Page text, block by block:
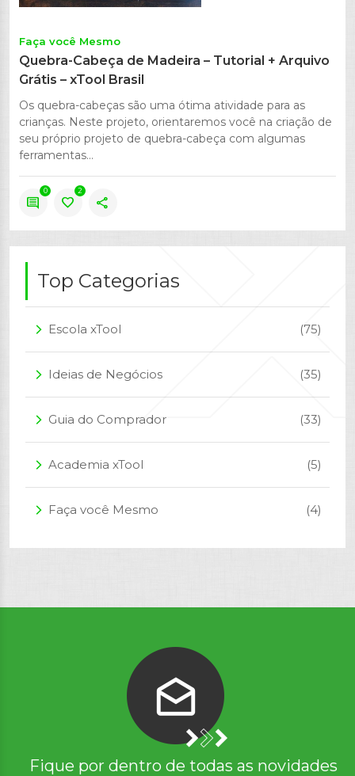
Faça você Mesmo
Quebra-Cabeça de Madeira – Tutorial + Arquivo
Grátis – xTool Brasil
Os quebra-cabeças são uma ótima atividade para as
crianças. Neste projeto, orientaremos você na criação de
seu próprio projeto de quebra-cabeça com algumas
ferramentas...
comment
0
favorite
2
share
Top Categorias
arrow_forward_ios Escola xTool (75)
arrow_forward_ios Ideias de Negócios (35)
arrow_forward_ios Guia do Comprador (33)
arrow_forward_ios Academia xTool (5)
arrow_forward_ios Faça você Mesmo (4)
Fique por dentro de todas as novidades